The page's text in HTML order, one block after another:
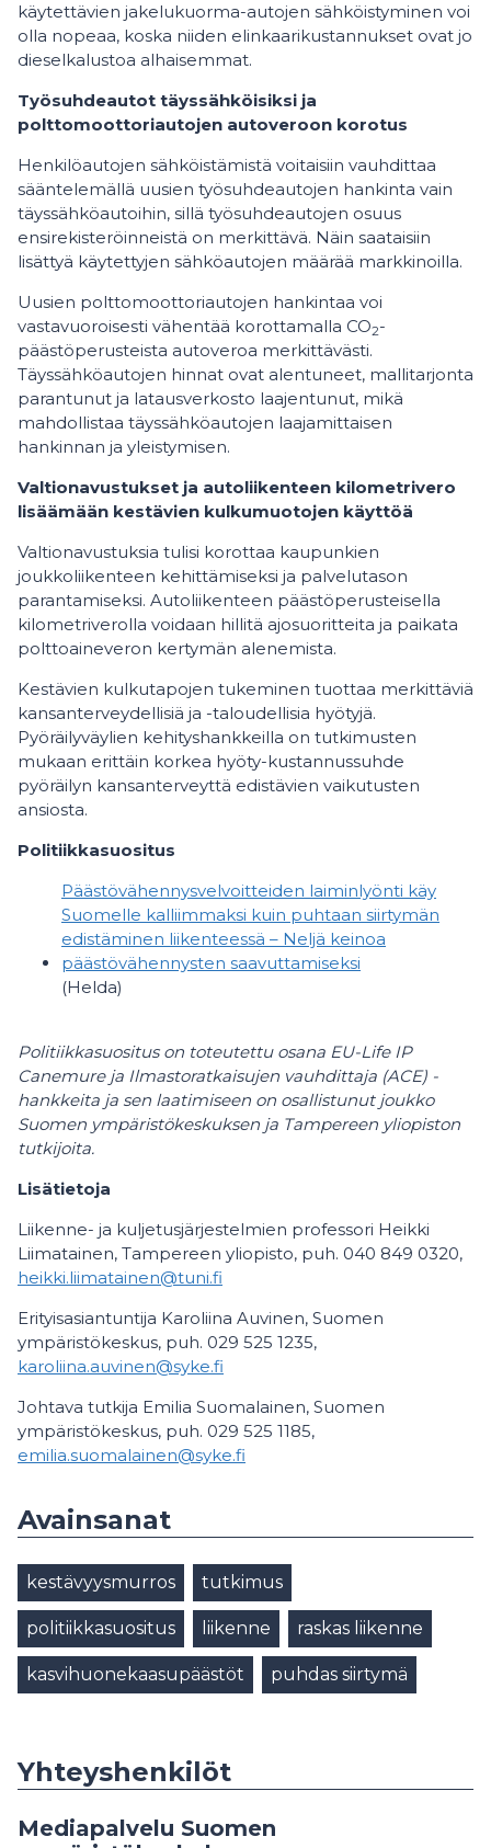
käytettävien jakelukuorma-autojen sähköistyminen voi
olla nopeaa, koska niiden elinkaarikustannukset ovat jo
dieselkalustoa alhaisemmat.
Työsuhdeautot täyssähköisiksi ja
polttomoottoriautojen autoveroon korotus
Henkilöautojen sähköistämistä voitaisiin vauhdittaa
sääntelemällä uusien työsuhdeautojen hankinta vain
täyssähköautoihin, sillä työsuhdeautojen osuus
ensirekisteröinneistä on merkittävä. Näin saataisiin
lisättyä käytettyjen sähköautojen määrää markkinoilla.
Uusien polttomoottoriautojen hankintaa voi
vastavuoroisesti vähentää korottamalla CO2-
päästöperusteista autoveroa merkittävästi.
Täyssähköautojen hinnat ovat alentuneet, mallitarjonta
parantunut ja latausverkosto laajentunut, mikä
mahdollistaa täyssähköautojen laajamittaisen
hankinnan ja yleistymisen.
Valtionavustukset ja autoliikenteen kilometrivero
lisäämään kestävien kulkumuotojen käyttöä
Valtionavustuksia tulisi korottaa kaupunkien
joukkoliikenteen kehittämiseksi ja palvelutason
parantamiseksi. Autoliikenteen päästöperusteisella
kilometriverolla voidaan hillitä ajosuoritteita ja paikata
polttoaineveron kertymän alenemista.
Kestävien kulkutapojen tukeminen tuottaa merkittäviä
kansanterveydellisiä ja -taloudellisia hyötyjä.
Pyöräilyväylien kehityshankkeilla on tutkimusten
mukaan erittäin korkea hyöty-kustannussuhde
pyöräilyn kansanterveyttä edistävien vaikutusten
ansiosta.
Politiikkasuositus
Päästövähennysvelvoitteiden laiminlyönti käy
Suomelle kalliimmaksi kuin puhtaan siirtymän
edistäminen liikenteessä – Neljä keinoa
päästövähennysten saavuttamiseksi
(Helda)
Politiikkasuositus on toteutettu osana EU-Life IP
Canemure ja Ilmastoratkaisujen vauhdittaja (ACE) -
hankkeita ja sen laatimiseen on osallistunut joukko
Suomen ympäristökeskuksen ja Tampereen yliopiston
tutkijoita.
Lisätietoja
Liikenne- ja kuljetusjärjestelmien professori Heikki
Liimatainen, Tampereen yliopisto, puh. 040 849 0320,
heikki.liimatainen@tuni.fi
Erityisasiantuntija Karoliina Auvinen, Suomen
ympäristökeskus, puh. 029 525 1235,
karoliina.auvinen@syke.fi
Johtava tutkija Emilia Suomalainen, Suomen
ympäristökeskus, puh. 029 525 1185,
emilia.suomalainen@syke.fi
Avainsanat
kestävyysmurros tutkimus
politiikkasuositus liikenne raskas liikenne
kasvihuonekaasupäästöt puhdas siirtymä
Yhteyshenkilöt
Mediapalvelu Suomen